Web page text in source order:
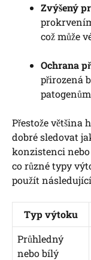
Zvýšený
což může
Ochrana
přirozená
Přestože většina
dobré sledovat
konzistenci nebo
co různé typy
použít
Typ výtoku
Průhledný
nebo bílý